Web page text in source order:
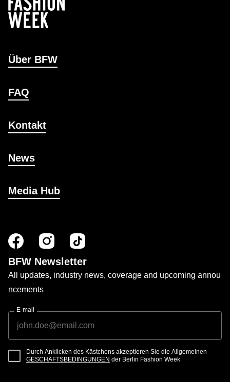
Über BFW
FAQ
Kontakt
News
Media Hub
BFW Newsletter
All updates, industry news, coverage and upcoming annou
ncements
E-mail
Durch Anklicken des Kästchens akzeptieren Sie die Allgemeinen
GESCHÄFTSBEDINGUNGEN der Berlin Fashion Week